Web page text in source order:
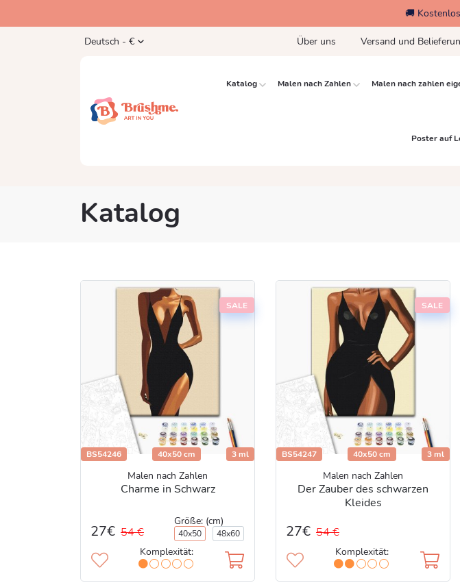
🚚
Deutsch - € Über uns Versand und
Katalog Malen nach Zahlen Malen nach zahlen
Poster auf
Katalog
SALE
BS54246 40x50 cm 3 ml
Malen nach Zahlen
Charme in Schwarz
27€ 54 €
Größe: (cm)
40x50 48x60
Komplexität:
SALE
BS54247 40x50 cm 3 ml
Malen nach Zahlen
Der Zauber des schwarzen
Kleides
27€ 54 €
Komplexität: